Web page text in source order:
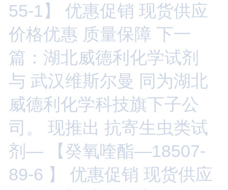
55-1】 优惠促销 现货供应
价格优惠 质量保障 下一
篇：湖北威德利化学试剂
与 武汉维斯尔曼 同为湖北
威德利化学科技旗下子公
司。 现推出 抗寄生虫类试
剂— 【癸氧喹酯—18507-
89-6 】 优惠促销 现货供应